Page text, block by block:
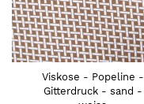
Viskose - Popeline -
Gitterdruck - sand -